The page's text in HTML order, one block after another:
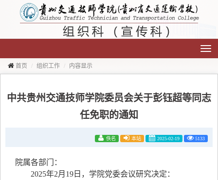
切
换
导
首页 组织工作 内容显示
中共贵州交通技师学院委员会关于彭钰超等同志
任免职的通知
佚名 本站 2025-02-19 5133
院属各部门：
2025年2月19日，学院党委会议研究决定：